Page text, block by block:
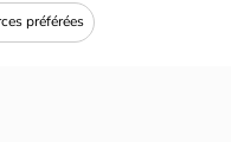
préférées